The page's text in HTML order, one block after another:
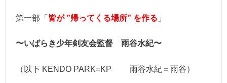
第一部「 皆が ”帰ってくる場所” を作る 」
〜いばらき少年剣友会監督 雨谷水紀〜
（以下 KENDO PARK=KP 雨谷水紀＝雨谷）